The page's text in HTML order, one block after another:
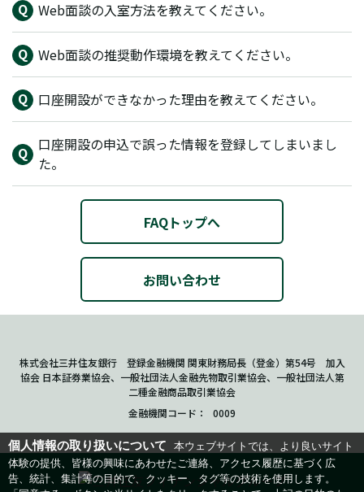
Web面談の入室方法を教えてください。
Web面談の推奨動作環境を教えてください。
口座開設ができなかった理由を教えてください。
口座開設の申込で誤った情報を登録してしまいまし
た。
FAQトップへ
お問い合わせ
株式会社三井住友銀行 登録金融機関 関東財務局長（登金）第54号 加入
協会 日本証券業協会、一般社団法人金融先物取引業協会、一般社団法人第
二種金融商品取引業協会
金融機関コード
0009
個人情報の取り扱いについて
本ウェブサイトでは、より良いサイト
体験の提供、皆様の興味にあわせたご連絡、アクセス履歴に基づく広
告、統計、集計等の目的で、クッキー、タグ等の技術を使用します。